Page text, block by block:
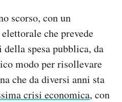
scorso, con un
che prevede
spesa pubblica, da
modo per risollevare
che da diversi anni sta
crisi economica, con